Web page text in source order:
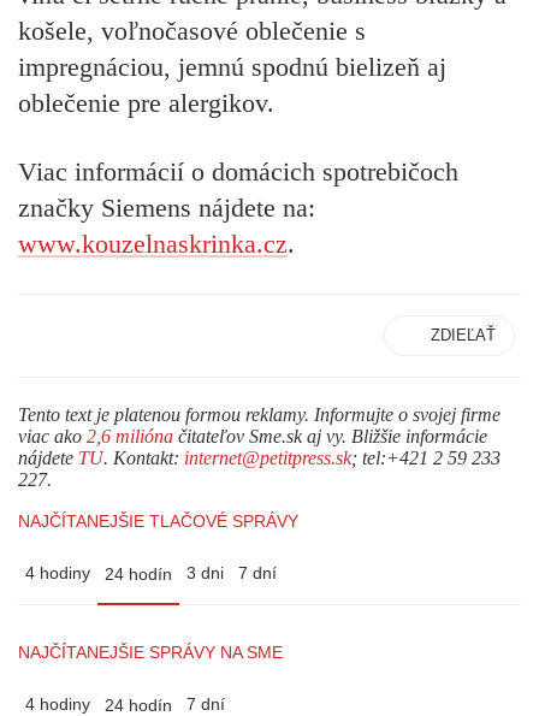
košele, voľnočasové oblečenie s
impregnáciou, jemnú spodnú bielizeň aj
oblečenie pre alergikov.
Viac informácií o domácich spotrebičoch
značky Siemens nájdete na:
www.kouzelnaskrinka.cz.
ZDIEĽAŤ
Tento text je platenou formou reklamy. Informujte o svojej firme
viac ako 2,6 milióna čitateľov Sme.sk aj vy. Bližšie informácie
nájdete TU. Kontakt: internet@petitpress.sk; tel:+421 2 59 233
227.
NAJČÍTANEJŠIE TLAČOVÉ SPRÁVY
4 hodiny 24 hodín 3 dni 7 dní
NAJČÍTANEJŠIE SPRÁVY NA SME
4 hodiny 24 hodín 7 dní